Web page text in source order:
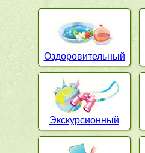
Оздоровительный
Экскурсионный